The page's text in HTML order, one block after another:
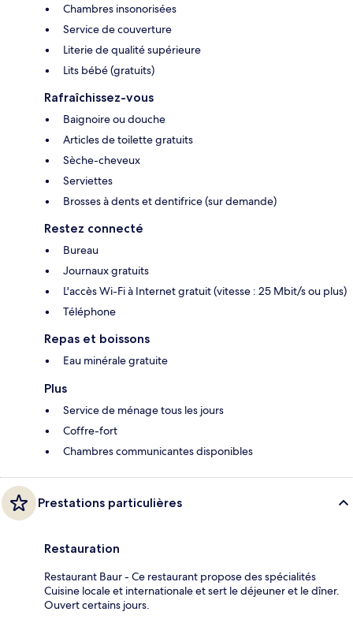
Chambres insonorisées
Service de couverture
Literie de qualité supérieure
Lits bébé (gratuits)
Rafraîchissez-vous
Baignoire ou douche
Articles de toilette gratuits
Sèche-cheveux
Serviettes
Brosses à dents et dentifrice (sur demande)
Restez connecté
Bureau
Journaux gratuits
L'accès Wi-Fi à Internet gratuit (vitesse : 25 Mbit/s ou plus)
Téléphone
Repas et boissons
Eau minérale gratuite
Plus
Service de ménage tous les jours
Coffre-fort
Chambres communicantes disponibles
Prestations particulières
Restauration
Restaurant Baur - Ce restaurant propose des spécialités
Cuisine locale et internationale et sert le déjeuner et le dîner.
Ouvert certains jours.